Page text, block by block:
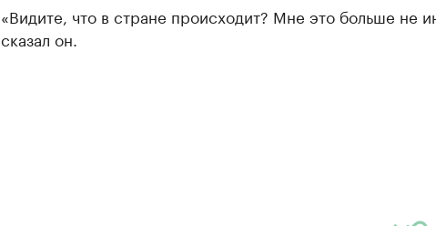
«Видите, что в стране происходит? Мне это больше не
сказал он.